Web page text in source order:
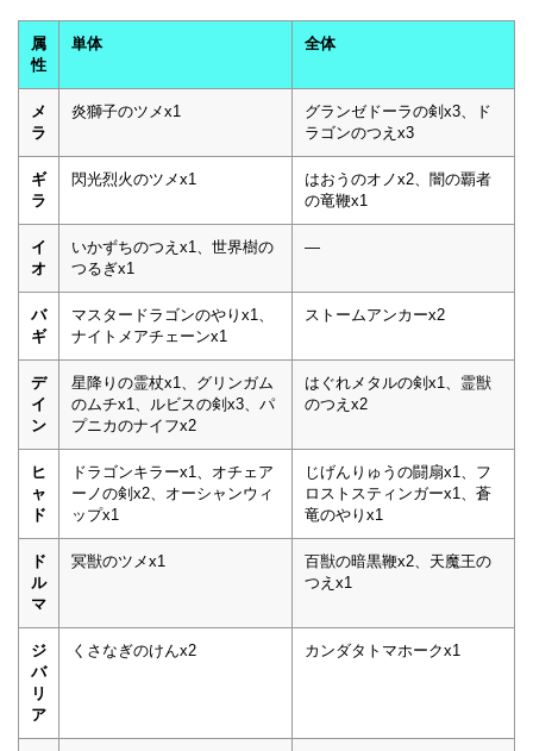
属
性
単体 全体
メ
ラ
炎獅子のツメx1
グランゼドーラの剣x3、ド
ラゴンのつえx3
ギ
ラ
閃光烈火のツメx1
はおうのオノx2、闇の覇者
の竜鞭x1
イ
オ
いかずちのつえx1、世界樹の
つるぎx1
―
バ
ギ
マスタードラゴンのやりx1、
ナイトメアチェーンx1
ストームアンカーx2
デ
イ
ン
星降りの霊杖x1、グリンガム
のムチx1、ルビスの剣x3、パ
プニカのナイフx2
はぐれメタルの剣x1、霊獣
のつえx2
ヒ
ャ
ド
ドラゴンキラーx1、オチェア
ーノの剣x2、オーシャンウィ
ップx1
じげんりゅうの闘扇x1、フ
ロストスティンガーx1、蒼
竜のやりx1
ド
ル
マ
冥獣のツメx1
百獣の暗黒鞭x2、天魔王の
つえx1
ジ
バ
リ
ア
くさなぎのけんx2 カンダタトマホークx1